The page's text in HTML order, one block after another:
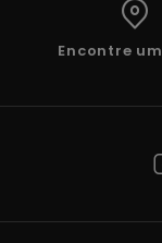
Encontre